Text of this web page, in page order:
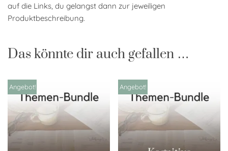
auf die Links, du gelangst dann zur jeweiligen
Produktbeschreibung.
Das könnte dir auch gefallen …
Angebot! Angebot!